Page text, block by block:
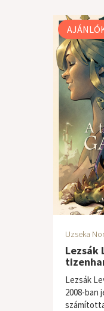
Uzseka
Lezsák
Lezsák
2008-ban